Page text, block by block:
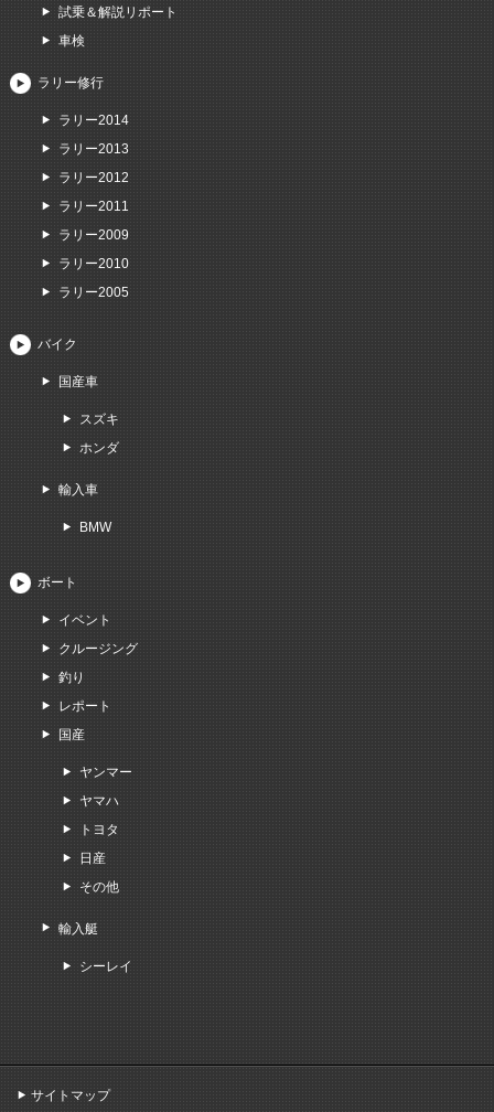
試乗＆解説リポート
車検
ラリー修行
ラリー2014
ラリー2013
ラリー2012
ラリー2011
ラリー2009
ラリー2010
ラリー2005
バイク
国産車
スズキ
ホンダ
輸入車
BMW
ボート
イベント
クルージング
釣り
レポート
国産
ヤンマー
ヤマハ
トヨタ
日産
その他
輸入艇
シーレイ
サイトマップ